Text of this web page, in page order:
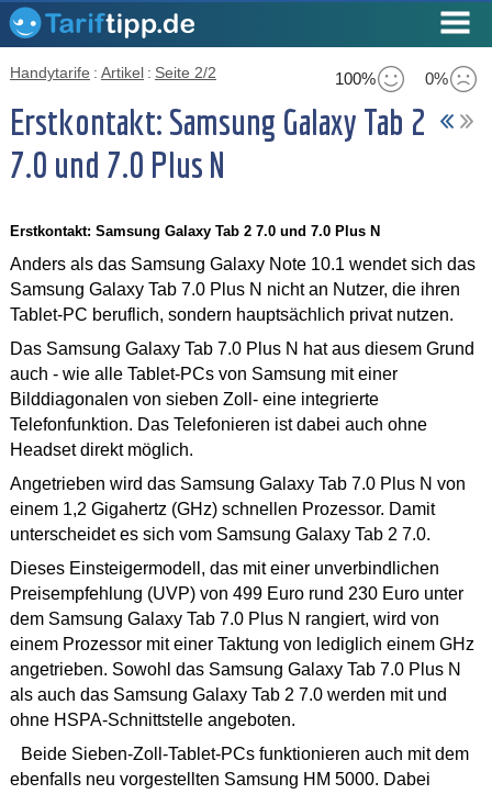
100% 0%
Handytarife : Artikel : Seite 2/2
Erstkontakt: Samsung Galaxy Tab 2
7.0 und 7.0 Plus N
Erstkontakt: Samsung Galaxy Tab 2 7.0 und 7.0 Plus N
Anders als das Samsung Galaxy Note 10.1 wendet sich das
Samsung Galaxy Tab 7.0 Plus N nicht an Nutzer, die ihren
Tablet-PC beruflich, sondern hauptsächlich privat nutzen.
Das Samsung Galaxy Tab 7.0 Plus N hat aus diesem Grund
auch - wie alle Tablet-PCs von Samsung mit einer
Bilddiagonalen von sieben Zoll- eine integrierte
Telefonfunktion. Das Telefonieren ist dabei auch ohne
Headset direkt möglich.
Angetrieben wird das Samsung Galaxy Tab 7.0 Plus N von
einem 1,2 Gigahertz (GHz) schnellen Prozessor. Damit
unterscheidet es sich vom Samsung Galaxy Tab 2 7.0.
Dieses Einsteigermodell, das mit einer unverbindlichen
Preisempfehlung (UVP) von 499 Euro rund 230 Euro unter
dem Samsung Galaxy Tab 7.0 Plus N rangiert, wird von
einem Prozessor mit einer Taktung von lediglich einem GHz
angetrieben. Sowohl das Samsung Galaxy Tab 7.0 Plus N
als auch das Samsung Galaxy Tab 2 7.0 werden mit und
ohne HSPA-Schnittstelle angeboten.
Beide Sieben-Zoll-Tablet-PCs funktionieren auch mit dem
ebenfalls neu vorgestellten Samsung HM 5000. Dabei